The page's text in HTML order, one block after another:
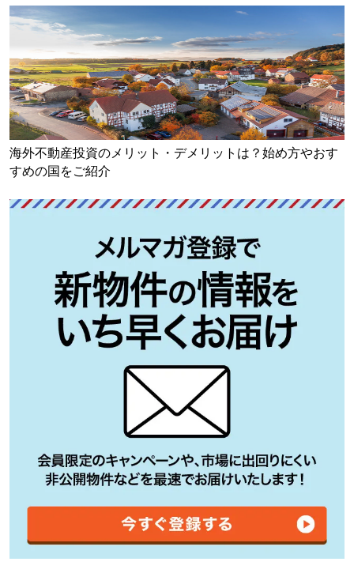
海外不動産投資のメリット・デメリットは？始め方やおす
すめの国をご紹介